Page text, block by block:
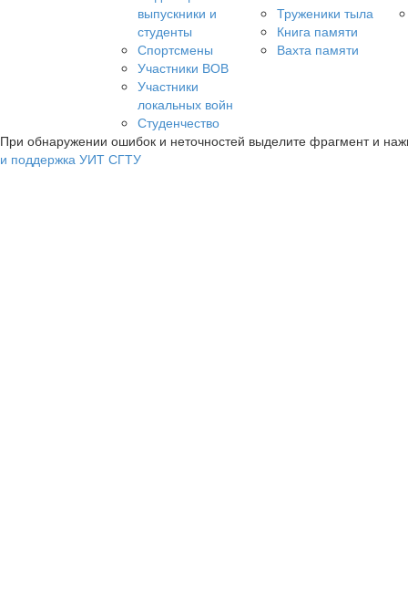
выпускники и
студенты
Спортсмены
Участники ВОВ
Участники
локальных войн
Студенчество
Труженики тыла
Книга памяти
Вахта памяти
При обнаружении ошибок и неточностей выделите фрагмент и
и поддержка УИТ СГТУ